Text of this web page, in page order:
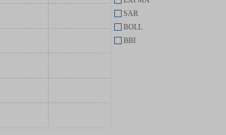
SAR
BOLL
BBI